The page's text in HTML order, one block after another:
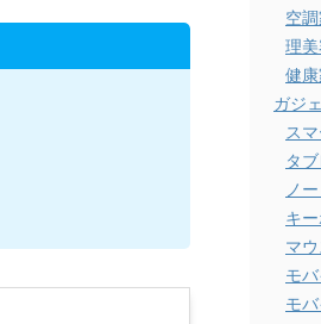
空
理
健
ガジ
ス
タ
ノ
キ
マ
モ
モ